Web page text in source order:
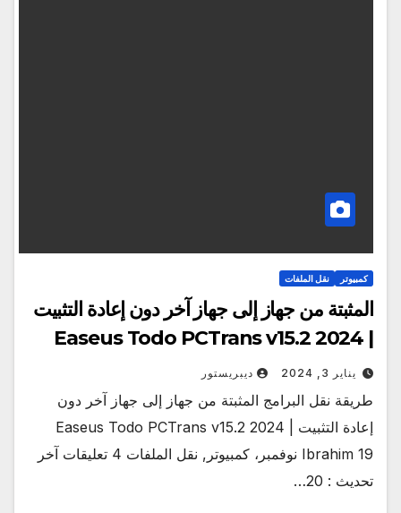
كمبيوتر نقل الملفات
المثبتة من جهاز إلى جهاز آخر دون إعادة التثبيت
| Easeus Todo PCTrans v15.2 2024
يناير 3, 2024 ديبريستور
طريقة نقل البرامج المثبتة من جهاز إلى جهاز آخر دون
إعادة التثبيت | Easeus Todo PCTrans v15.2 2024
Ibrahim 19 نوفمبر، كمبيوتر, نقل الملفات 4 تعليقات آخر
تحديث : 20…